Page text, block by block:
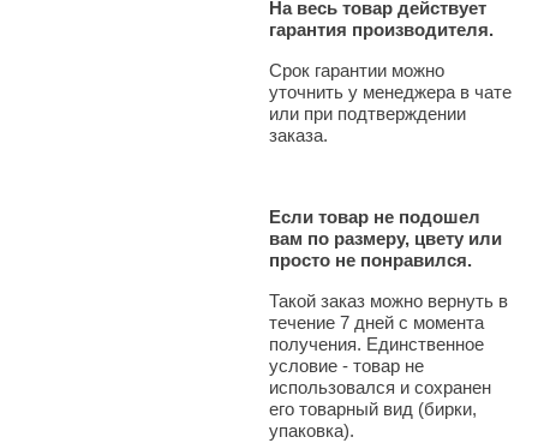
На весь товар действует
гарантия производителя.
Срок гарантии можно
уточнить у менеджера в чате
или при подтверждении
заказа.
Если товар не подошел
вам по размеру, цвету или
просто не понравился.
Такой заказ можно вернуть в
течение 7 дней с момента
получения. Единственное
условие - товар не
использовался и сохранен
его товарный вид (бирки,
упаковка).